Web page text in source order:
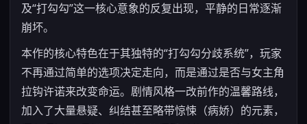
及“打勾勾”这一核心意象的反复出现，平静的日常逐渐
崩坏。
本作的核心特色在于其独特的“打勾勾分歧系统”，玩家
不再通过简单的选项决定走向，而是通过是否与女主角
拉钩许诺来改变命运。剧情风格一改前作的温馨路线，
加入了大量悬疑、纠结甚至略带惊悚（病娇）的元素，